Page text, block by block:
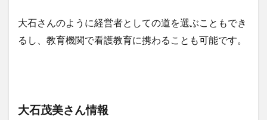
大石さんのように経営者としての道を選ぶこともでき
るし、教育機関で看護教育に携わることも可能です。
大石茂美さん情報